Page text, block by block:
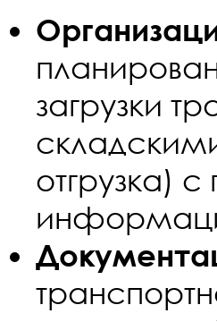
загрузки
отгрузка)